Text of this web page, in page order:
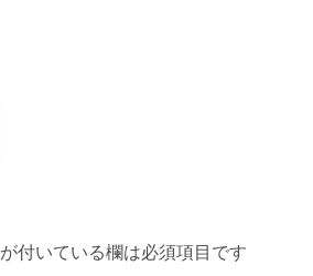
が付いている欄は必須項目です